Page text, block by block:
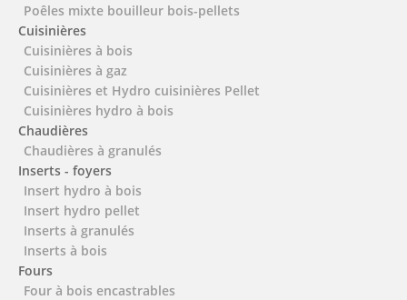
Poêles mixte bouilleur bois-pellets
Cuisinières
Cuisinières à bois
Cuisinières à gaz
Cuisinières et Hydro cuisinières Pellet
Cuisinières hydro à bois
Chaudières
Chaudières à granulés
Inserts - foyers
Insert hydro à bois
Insert hydro pellet
Inserts à granulés
Inserts à bois
Fours
Four à bois encastrables